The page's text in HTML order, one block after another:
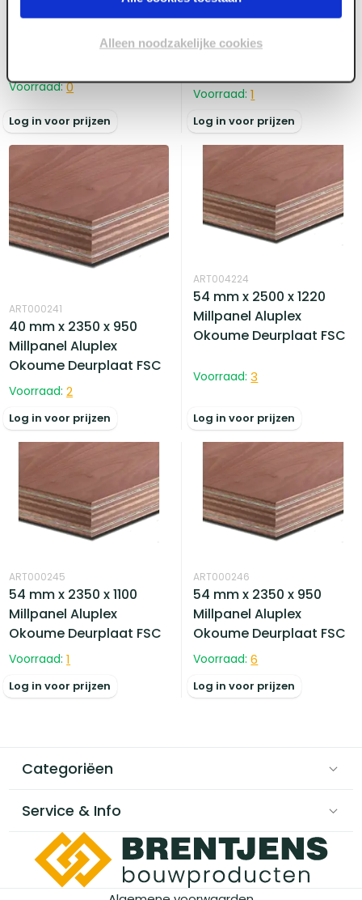
Alleen noodzakelijke cookies
40 mm x 2350 x 950
Millpanel Alutherm
Deurplaat RH150 FSC
Voorraad: 0
Log in voor prijzen
Millpanel Alutherm
Voorraad: 1
Log in voor prijzen
ART000241
40 mm x 2350 x 950
Millpanel Aluplex
Okoume Deurplaat FSC
Voorraad: 2
Log in voor prijzen
ART004224
54 mm x 2500 x 1220
Millpanel Aluplex
Okoume Deurplaat FSC
Voorraad: 3
Log in voor prijzen
ART000245
54 mm x 2350 x 1100
Millpanel Aluplex
Okoume Deurplaat FSC
Voorraad: 1
Log in voor prijzen
ART000246
54 mm x 2350 x 950
Millpanel Aluplex
Okoume Deurplaat FSC
Voorraad: 6
Log in voor prijzen
Categoriëen
Service & Info